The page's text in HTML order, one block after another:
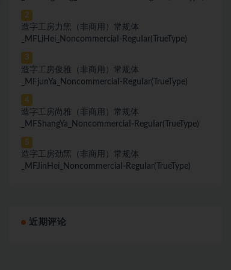
2
造字工房力黑（非商用）常规体
_MFLiHei_NoncommerciaI-ReguIar(TrueType)
3
造字工房俊雅（非商用）常规体
_MFjunYa_NoncommerciaI-ReguIar(TrueType)
4
造字工房尚雅（非商用）常规体
_MFShangYa_NoncommerciaI-ReguIar(TrueType)
5
造字工房劲黑（非商用）常规体
_MFJinHei_NoncommerciaI-ReguIar(TrueType)
近期评论